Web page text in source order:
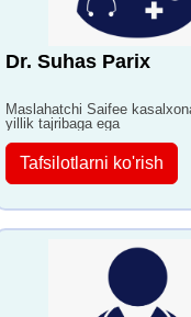
Dr. Suhas Parix
Maslahatchi Saifee
yillik tajribaga ega
Tafsilotlarni ko'rish